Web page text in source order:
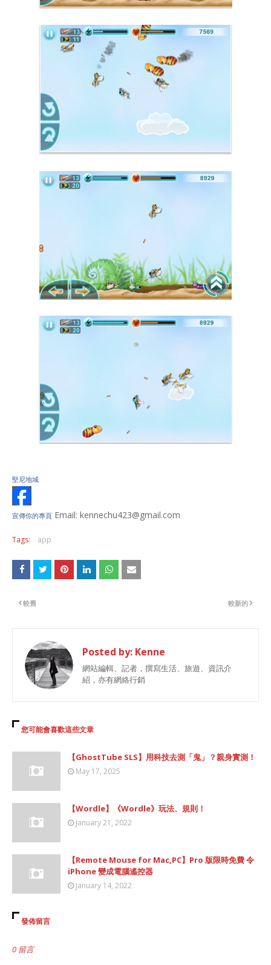
堅尼地城
宣傳你的專頁 Email: kennechu423@gmail.com
Tags: app
較新的
較舊
Posted by: Kenne
網站編輯、記者，撰寫生活、旅遊、資訊介
紹，亦有網絡行銷
您可能會喜歡這些文章
【GhostTube SLS】用科技去測「鬼」？親身實測！
May 17, 2025
【Wordle】《Wordle》玩法、規則！
January 21, 2022
【Remote Mouse for Mac,PC】Pro 版限時免費 令
iPhone 變成電腦遙控器
January 14, 2022
發佈留言
0 留言